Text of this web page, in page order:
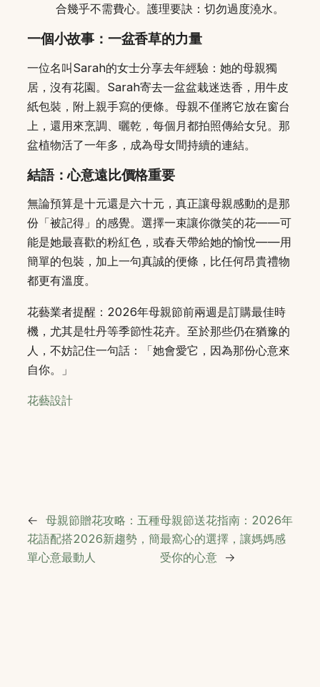
合幾乎不需費心。護理要訣：切勿過度澆水。
一個小故事：一盆香草的力量
一位名叫Sarah的女士分享去年經驗：她的母親獨
居，沒有花園。Sarah寄去一盆盆栽迷迭香，用牛皮
紙包裝，附上親手寫的便條。母親不僅將它放在窗台
上，還用來烹調、曬乾，每個月都拍照傳給女兒。那
盆植物活了一年多，成為母女間持續的連結。
結語：心意遠比價格重要
無論預算是十元還是六十元，真正讓母親感動的是那
份「被記得」的感覺。選擇一束讓你微笑的花——可
能是她最喜歡的粉紅色，或春天帶給她的愉悅——用
簡單的包裝，加上一句真誠的便條，比任何昂貴禮物
都更有溫度。
花藝業者提醒：2026年母親節前兩週是訂購最佳時
機，尤其是牡丹等季節性花卉。至於那些仍在猶豫的
人，不妨記住一句話：「她會愛它，因為那份心意來
自你。」
花藝設計
← 母親節贈花攻略：五種
花語配搭2026新趨勢，簡
單心意最動人
母親節送花指南：2026年
最窩心的選擇，讓媽媽感
受你的心意 →